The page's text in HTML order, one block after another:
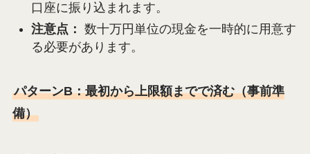
口座に振り込まれます。
注意点： 数十万円単位の現金を一時的に用意す
る必要があります。
パターンB：最初から上限額までで済む（事前準
備）